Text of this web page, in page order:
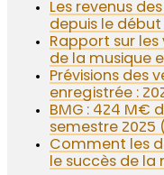
Les revenus
depuis le début
Rapport sur les
de la musique
Prévisions des
enregistrée :
BMG : 424 M€
semestre 2025
Comment les
le succès de la